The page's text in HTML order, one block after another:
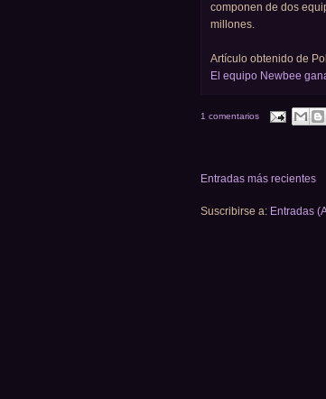
componen de dos
millones.
Artículo obtenido de
El equipo Newbee
1 comentarios
Entradas más recientes
Suscribirse a: Entradas